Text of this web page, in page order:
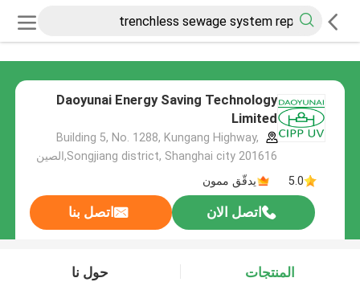
Daoyunai Energy Saving Technology
Limited
Building 5, No. 1288, Kungang Highway,
Songjiang district, Shanghai city 201616,الصين
5.0
يدقّق ممون
اتصل الان اتصل بنا
المنتجات حول نا